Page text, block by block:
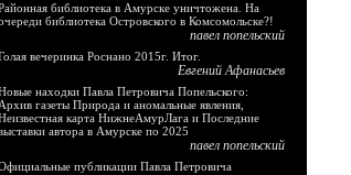
библиотека в Амурске уничтожена. На
библиотека Островского в Комсомольске?!
павел попельский
вечеринка Роснано 2015г. Итог.
Евгений Афанасьев
находки Павла Петровича Попельского:
Архив газеты Природа и аномальные явления,
карта НижнеАмурЛага и Последние
автора в Амурске по 2025
павел попельский
публикации Павла Петровича